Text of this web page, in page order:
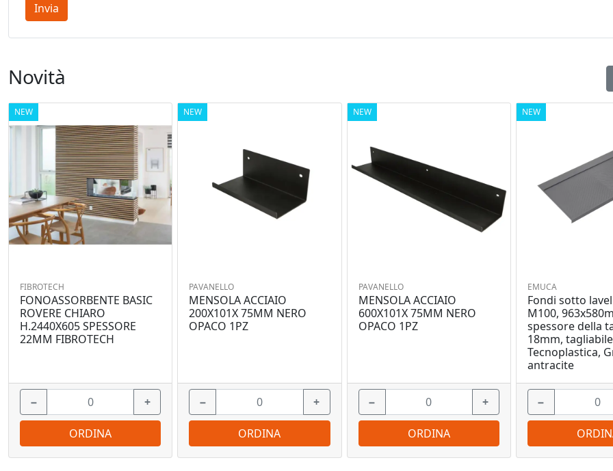
Invia
Novità
NEW
FIBROTECH
FONOASSORBENTE BASIC
ROVERE CHIARO
H.2440X605 SPESSORE
22MM FIBROTECH
− +
ORDINA
NEW
PAVANELLO
MENSOLA ACCIAIO
200X101X 75MM NERO
OPACO 1PZ
− +
ORDINA
NEW
PAVANELLO
MENSOLA ACCIAIO
600X101X 75MM NERO
OPACO 1PZ
− +
ORDINA
NEW
EMUCA
Fondi sotto
M100,
spessore della
18mm,
Tecnoplastica,
antracite
−